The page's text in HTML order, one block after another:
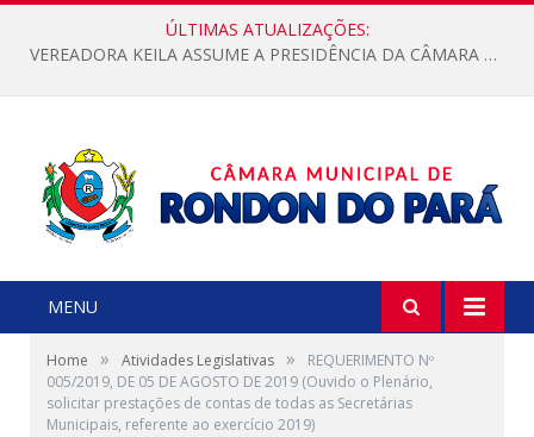
ÚLTIMAS ATUALIZAÇÕES:
VEREADORA KEILA ASSUME A PRESIDÊNCIA DA CÂMARA MUNICIPAL.
MENU
Home » Atividades Legislativas »
REQUERIMENTO Nº
005/2019, DE 05 DE AGOSTO DE 2019 (Ouvido o Plenário,
solicitar prestações de contas de todas as Secretárias
Municipais, referente ao exercício 2019)